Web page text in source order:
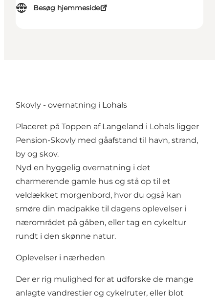
Besøg hjemmeside
Skovly - overnatning i Lohals
Placeret på Toppen af Langeland i Lohals ligger
Pension-Skovly med gåafstand til havn, strand,
by og skov.
Nyd en hyggelig overnatning i det
charmerende gamle hus og stå op til et
veldækket morgenbord, hvor du også kan
smøre din madpakke til dagens oplevelser i
nærområdet på gåben, eller tag en cykeltur
rundt i den skønne natur.
Oplevelser i nærheden
Der er rig mulighed for at udforske de mange
anlagte vandrestier og cykelruter, eller blot